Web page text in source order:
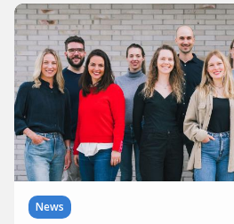
News